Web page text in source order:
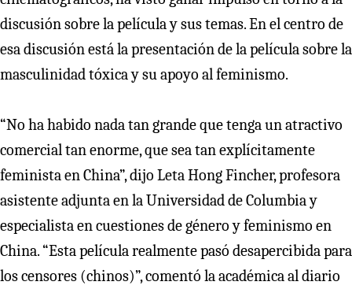
discusión sobre la película y sus temas. En el centro de
esa discusión está la presentación de la película sobre la
masculinidad tóxica y su apoyo al feminismo.
“No ha habido nada tan grande que tenga un atractivo
comercial tan enorme, que sea tan explícitamente
feminista en China”, dijo Leta Hong Fincher, profesora
asistente adjunta en la Universidad de Columbia y
especialista en cuestiones de género y feminismo en
China. “Esta película realmente pasó desapercibida para
los censores (chinos)”, comentó la académica al diario